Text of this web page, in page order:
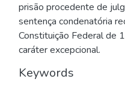
prisão procedente de
sentença condenatória
Constituição Federal de
caráter excepcional.
Keywords